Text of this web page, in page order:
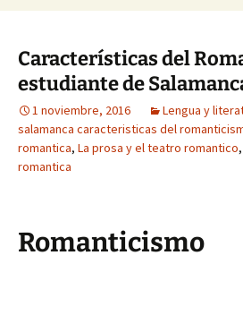
Características del
estudiante de
1 noviembre, 2016 Lengua y
salamanca caracteristicas del
romantica, La prosa y el teatro romantico,
romantica
Romanticismo